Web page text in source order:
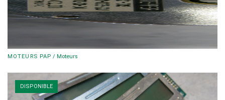
MOTEURS PAP /Moteurs
DISPONIBLE